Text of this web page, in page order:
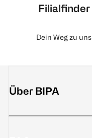
Filialfinder
Dein Weg zu uns
Über BIPA